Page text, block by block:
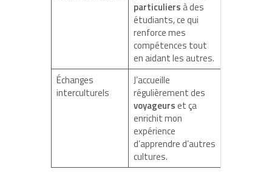
particuliers à des
étudiants, ce qui
renforce mes
compétences tout
en aidant les autres.
Échanges
interculturels
J’accueille
régulièrement des
voyageurset ça
enrichit mon
expérience
d’apprendre d’autres
cultures.